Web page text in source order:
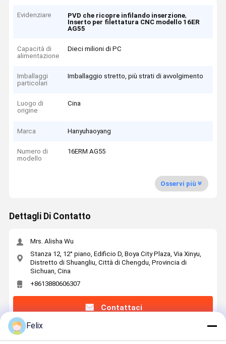
Evidenziare PVD che ricopre infilando inserzione,
Inserto per filettatura CNC modello 16ER
AG55
Capacità di
alimentazione
Dieci milioni di PC
Imballaggi
particolari
Imballaggio stretto, più strati di avvolgimento
Luogo di
origine
Cina
Marca Hanyuhaoyang
Numero di
modello
16ERM AG55
Osservi più
Dettagli Di Contatto
Mrs. Alisha Wu
Stanza 12, 12° piano, Edificio D, Boya City Plaza, Via Xinyu,
Distretto di Shuangliu, Città di Chengdu, Provincia di
Sichuan, Cina
+8613880606307
Contattaci
Felix